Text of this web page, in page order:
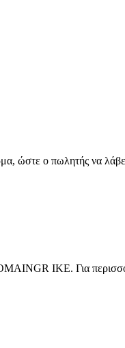
ώστε ο πωλητής να
ΙΚΕ. Για